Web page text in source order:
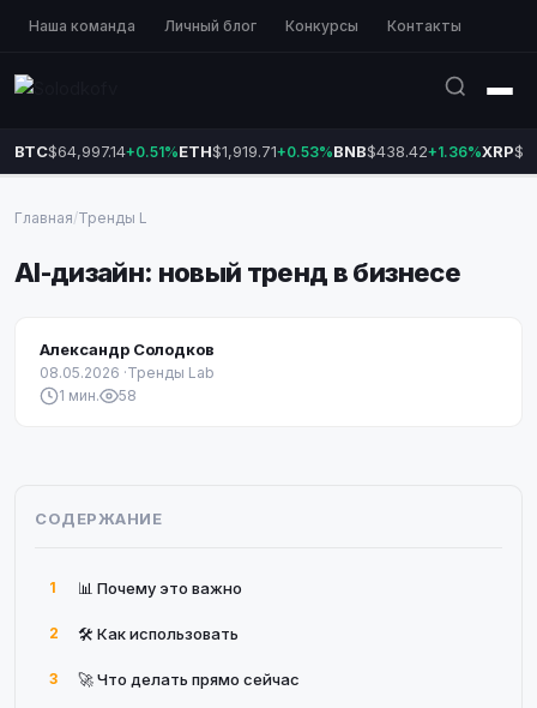
Наша команда Личный блог Конкурсы Контакты
BTC$64,997.14+0.51%ETH$1,919.71+0.53%BNB$438.42+1.36%XRP
Главная/Тренды L
AI-дизайн: новый тренд в бизнесе
Александр Солодков
08.05.2026 ·Тренды Lab
1 мин.
58
СОДЕРЖАНИЕ
1 📊 Почему это важно
2 🛠 Как использовать
3 🚀 Что делать прямо сейчас